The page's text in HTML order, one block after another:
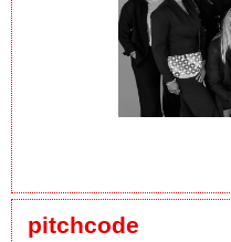
pitchcode